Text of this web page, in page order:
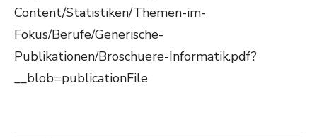
Content/Statistiken/Themen-im-
Fokus/Berufe/Generische-
Publikationen/Broschuere-Informatik.pdf?
__blob=publicationFile